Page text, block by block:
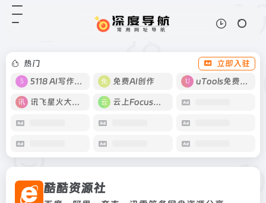
热门
立即入驻
5118 AI写作工具
免费AI创作 uTools免费工具箱
讯飞星火大模型 云上Focus接码
酷酷资源社